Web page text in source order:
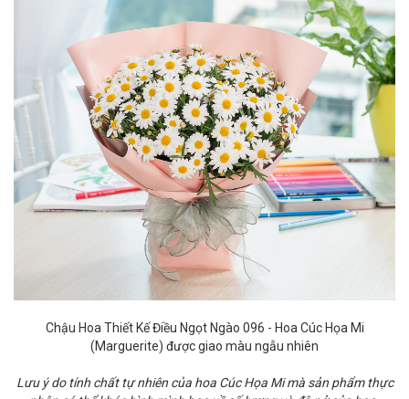
Chậu Hoa Thiết Kế Điều Ngọt Ngào 096 - Hoa Cúc Họa Mi
(Marguerite) được giao màu ngẫu nhiên
Lưu ý do tính chất tự nhiên của hoa Cúc Họa Mi mà sản phẩm thực